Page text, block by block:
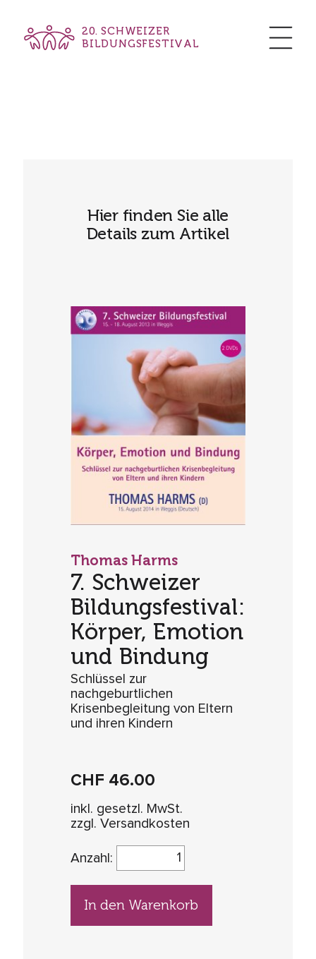
20. SCHWEIZER
BILDUNGSFESTIVAL
Hier finden Sie alle
Details zum Artikel
Thomas Harms
7. Schweizer
Bildungsfestival:
Körper, Emotion
und Bindung
Schlüssel zur
nachgeburtlichen
Krisenbegleitung von Eltern
und ihren Kindern
CHF 46.00
inkl. gesetzl. MwSt.
zzgl. Versandkosten
Anzahl:
In den Warenkorb